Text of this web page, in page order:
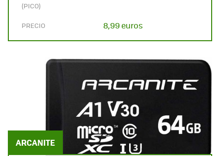
(PICO)
PRECIO 8,99 euros
ARCANITE